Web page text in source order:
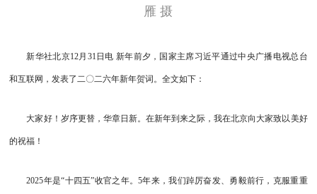
雁 摄
新华社北京12月31日电 新年前夕，国家主席习近平通过中央广播电视总台
和互联网，发表了二〇二六年新年贺词。全文如下：
大家好！岁序更替，华章日新。在新年到来之际，我在北京向大家致以美好
的祝福！
2025年是“十四五”收官之年。5年来，我们踔厉奋发、勇毅前行，克服重重